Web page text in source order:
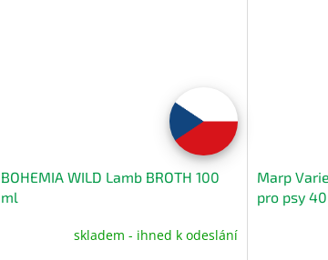
BOHEMIA WILD Lamb BROTH 100
ml
skladem - ihned k odeslání
Marp
pro psy